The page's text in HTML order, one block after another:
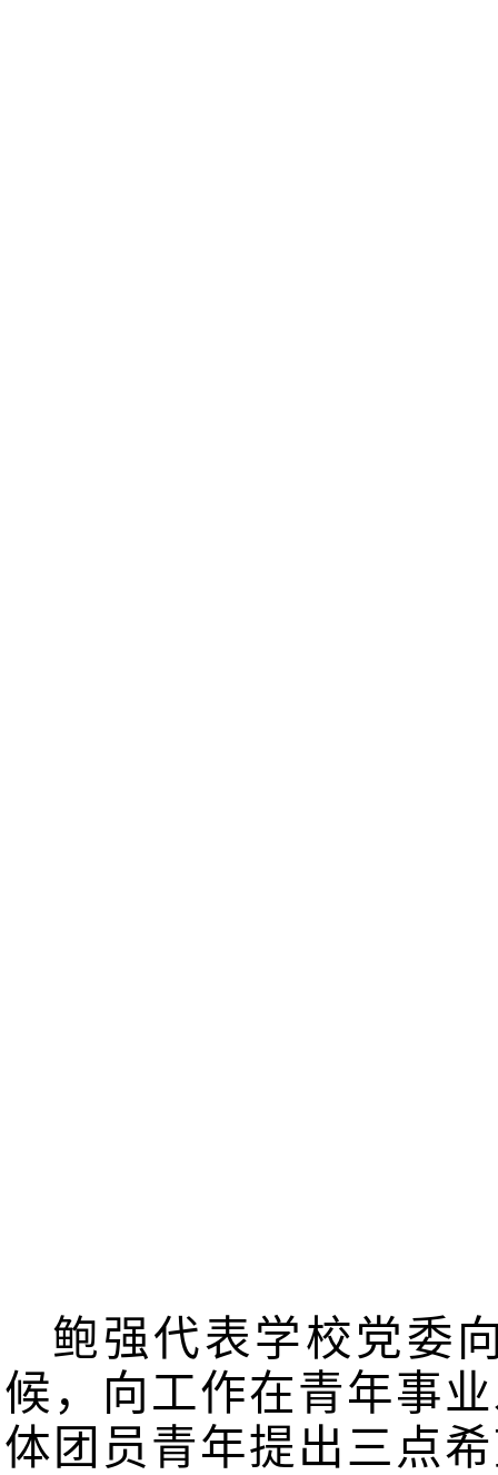
鲍强代表学校党委
候，向工作在青年事
体团员青年提出三点